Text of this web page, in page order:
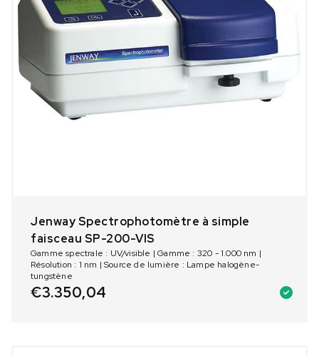
Jenway Spectrophotomètre à simple
faisceau SP-200-VIS
Gamme spectrale : UV/visible | Gamme : 320 - 1.000 nm |
Résolution : 1 nm | Source de lumière : Lampe halogène-
tungstène
€3.350,04